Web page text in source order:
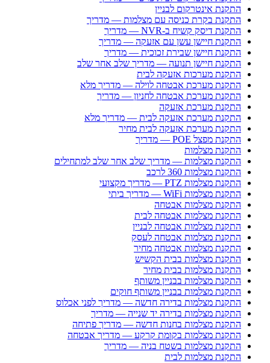
התקנת אינטרקום לבניין
התקנת בקרת כניסה עם מצלמות — מדריך
התקנת דיסק קשיח ב-NVR — מדריך
התקנת חיישן עשן עם אזעקה — מדריך
התקנת חיישן שבירת זכוכית — מדריך
התקנת חיישן תנועה — מדריך שלב אחר שלב
התקנת מערכות אזעקה לבית
התקנת מערכת אבטחה לוילה — מדריך מלא
התקנת מערכת אבטחה לחניון — מדריך
התקנת מערכת אזעקה
התקנת מערכת אזעקה לבית — מדריך מלא
התקנת מערכת אזעקה לבית מחיר
התקנת מפצל POE — מדריך
התקנת מצלמות
התקנת מצלמות — מדריך שלב אחר שלב למתחילים
התקנת מצלמות 360 לרכב
התקנת מצלמות PTZ — מדריך מקצועי
התקנת מצלמות WiFi — מדריך ביתי
התקנת מצלמות אבטחה
התקנת מצלמות אבטחה לבית
התקנת מצלמות אבטחה לבניין
התקנת מצלמות אבטחה לעסק
התקנת מצלמות אבטחה מחיר
התקנת מצלמות בבית הקשיש
התקנת מצלמות בבית מחיר
התקנת מצלמות בבניין משותף
התקנת מצלמות בבניין משותף חוקים
התקנת מצלמות בדירה חדשה — מדריך לפני אכלוס
התקנת מצלמות בדירה יד שנייה — מדריך
התקנת מצלמות בחנות חדשה — מדריך פתיחה
התקנת מצלמות בקומת קרקע — מדריך אבטחה
התקנת מצלמות בשטח בניה — מדריך
התקנת מצלמות לבית